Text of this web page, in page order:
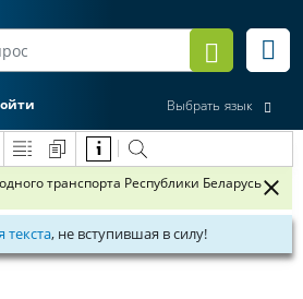
Выбрать язык
транспорта Республики Беларусь
текста, не вступившая в силу!